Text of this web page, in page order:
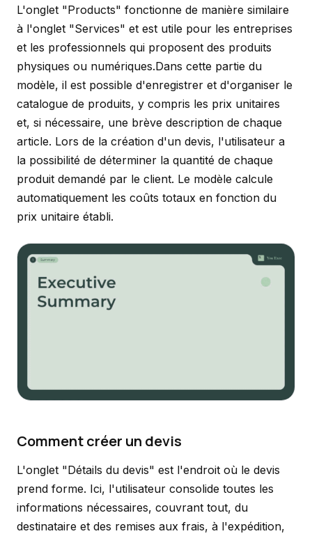
L'onglet "Products" fonctionne de manière similaire
à l'onglet "Services" et est utile pour les entreprises
et les professionnels qui proposent des produits
physiques ou numériques.Dans cette partie du
modèle, il est possible d'enregistrer et d'organiser le
catalogue de produits, y compris les prix unitaires
et, si nécessaire, une brève description de chaque
article. Lors de la création d'un devis, l'utilisateur a
la possibilité de déterminer la quantité de chaque
produit demandé par le client. Le modèle calcule
automatiquement les coûts totaux en fonction du
prix unitaire établi.
Comment créer un devis
L'onglet "Détails du devis" est l'endroit où le devis
prend forme. Ici, l'utilisateur consolide toutes les
informations nécessaires, couvrant tout, du
destinataire et des remises aux frais, à l'expédition,